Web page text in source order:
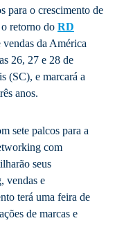
para o crescimento de
o retorno do RD
da América
26, 27 e 28 de
(SC), e marcará a
anos.
sete palcos para a
com
seus
vendas e
terá uma feira de
de marcas e